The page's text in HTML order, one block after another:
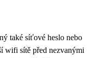
také síťové heslo nebo
wifi sítě před nezvanými